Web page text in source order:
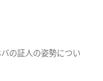
の証人の姿勢につい